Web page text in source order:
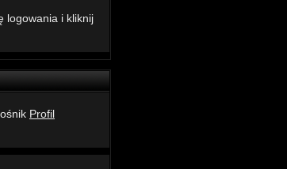
logowania i kliknij
Profil